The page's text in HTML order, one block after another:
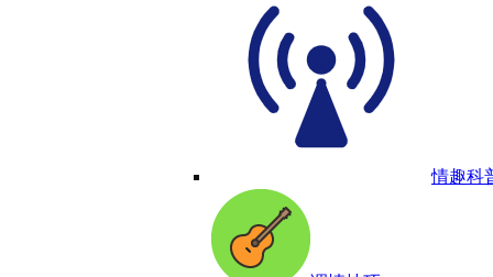
情趣科